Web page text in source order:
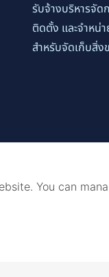
รับจ้างบริหารจัด
ติดตั้ง และจำหน่
สำหรับจัดเก็บสิ่ง
You can